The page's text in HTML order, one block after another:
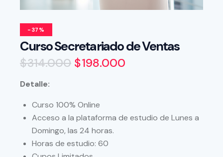
-37%
Curso Secretariado de Ventas
$314.000 $198.000
Detalle:
Curso 100% Online
Acceso a la plataforma de estudio de Lunes a
Domingo, las 24 horas.
Horas de estudio: 60